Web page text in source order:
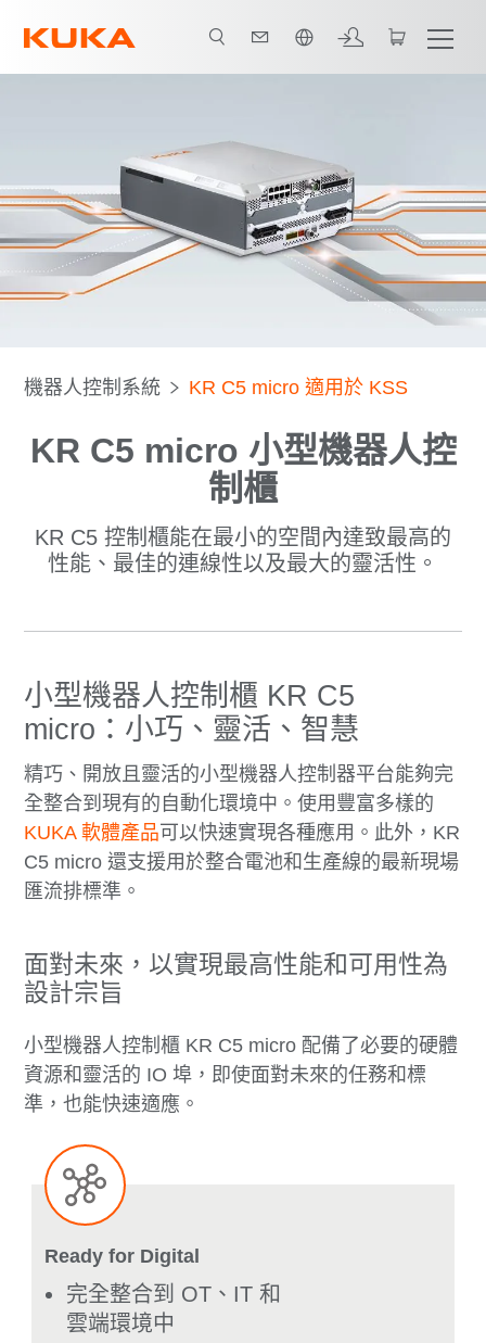
下載
機器人控制系統 KR C5 micro 適用於 KSS
KR C5 micro 小型機器人控
制櫃
KR C5 控制櫃能在最小的空間內達致最高的
性能、最佳的連線性以及最大的靈活性。
小型機器人控制櫃 KR C5
micro：小巧、靈活、智慧
精巧、開放且靈活的小型機器人控制器平台能夠完
全整合到現有的自動化環境中。使用豐富多樣的
KUKA 軟體產品可以快速實現各種應用。此外，KR
C5 micro 還支援用於整合電池和生產線的最新現場
匯流排標準。
面對未來，以實現最高性能和可用性為
設計宗旨
小型機器人控制櫃 KR C5 micro 配備了必要的硬體
資源和靈活的 IO 埠，即使面對未來的任務和標
準，也能快速適應。
Ready for Digital
完全整合到 OT、IT 和
雲端環境中